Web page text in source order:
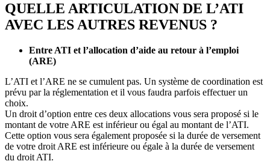
QUELLE ARTICULATION DE L’ATI
AVEC LES AUTRES REVENUS ?
Entre ATI et l’allocation d’aide au retour à l’emploi
(ARE)
L’ATI et l’ARE ne se cumulent pas. Un système de coordination est
prévu par la réglementation et il vous faudra parfois effectuer un
choix.
Un droit d’option entre ces deux allocations vous sera proposé si le
montant de votre ARE est inférieur ou égal au montant de l’ATI.
Cette option vous sera également proposée si la durée de versement
de votre droit ARE est inférieure ou égale à la durée de versement
du droit ATI.